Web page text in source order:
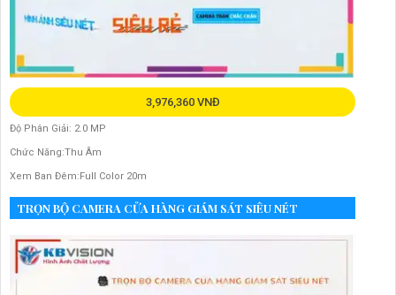
3,976,360 VNĐ
Độ Phân Giải: 2.0 MP
Chức Năng:Thu Âm
Xem Ban Đêm:Full Color 20m
TRỌN BỘ CAMERA CỬA HÀNG GIÁM SÁT SIÊU NÉT